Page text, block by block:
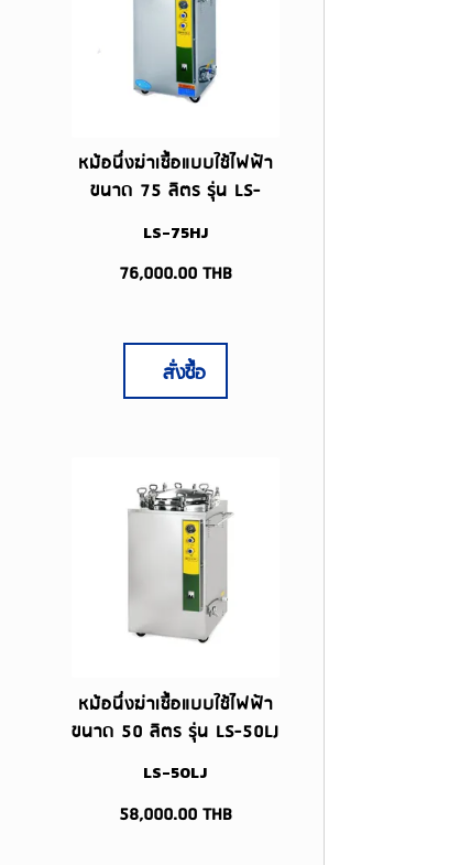
หม้อนึ่งฆ่าเชื้อแบบใช้ไฟฟ้า
ขนาด 75 ลิตร รุ่น LS-
LS-75HJ
76,000.00 THB
สั่งซื้อ
หม้อนึ่งฆ่าเชื้อแบบใช้ไฟฟ้า
ขนาด 50 ลิตร รุ่น LS-50LJ
LS-50LJ
58,000.00 THB